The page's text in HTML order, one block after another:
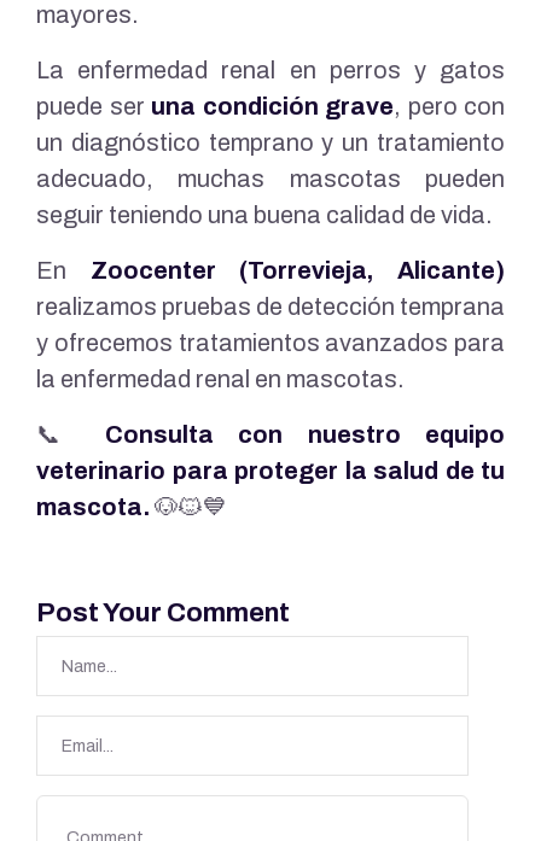
mayores.
La enfermedad renal en perros y gatos
puede ser una condición grave, pero con
un diagnóstico temprano y un tratamiento
adecuado, muchas mascotas pueden
seguir teniendo una buena calidad de vida.
En Zoocenter (Torrevieja, Alicante)
realizamos pruebas de detección temprana
y ofrecemos tratamientos avanzados para
la enfermedad renal en mascotas.
📞 Consulta con nuestro equipo
veterinario para proteger la salud de tu
mascota. 🐶🐱💙
Post Your Comment